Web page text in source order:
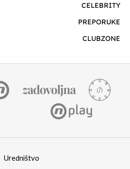
CELEBRITY
PREPORUKE
CLUBZONE
Uredništvo